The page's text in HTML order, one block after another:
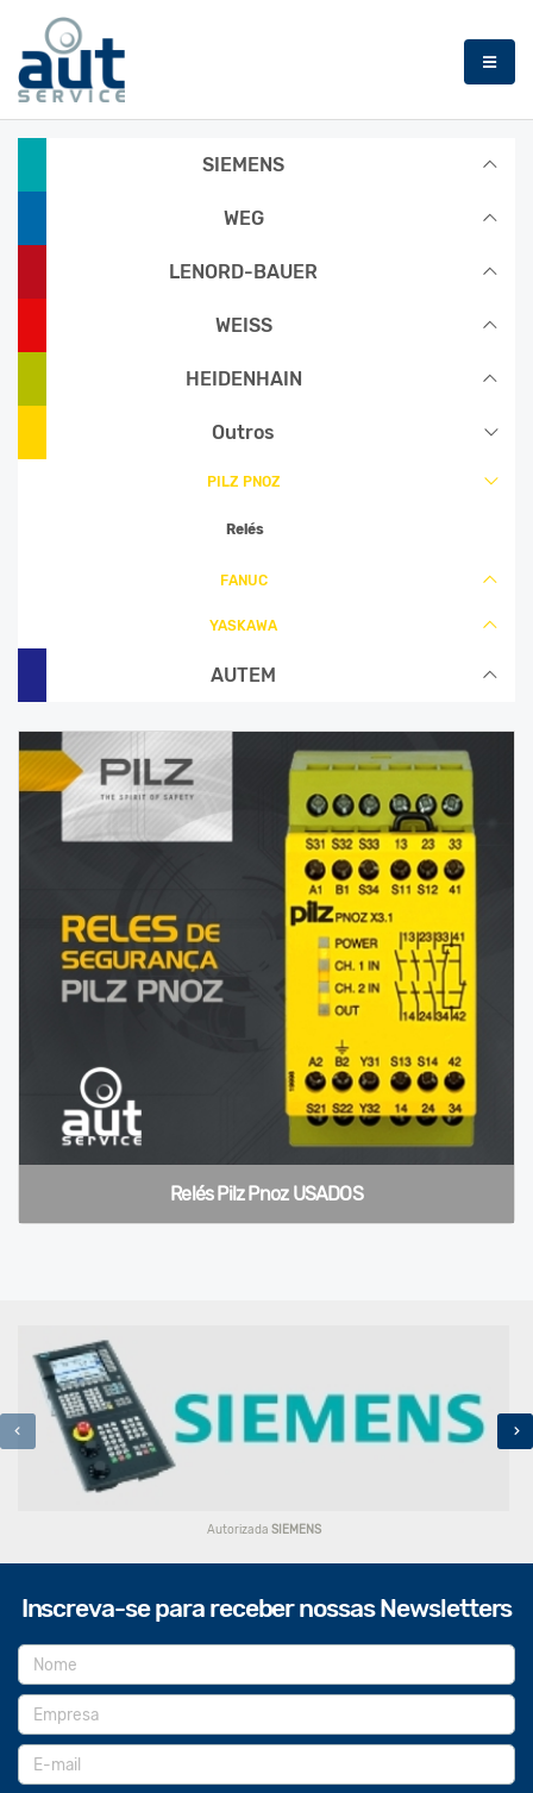
SIEMENS
SIEMENS
WEG
WEG
LENORD-BAUER
LENORD-BAUER
WEISS
WEISS
HEIDENHAIN
HEIDENHAIN
Outros
Outros
PILZ PNOZ
PILZ PNOZ
Relés
FANUC
YASKAWA
YASKAWA
AUTEM
AUTEM
Relés Pilz Pnoz USADOS
Autorizada SIEMENS
Inscreva-se para receber nossas Newsletters